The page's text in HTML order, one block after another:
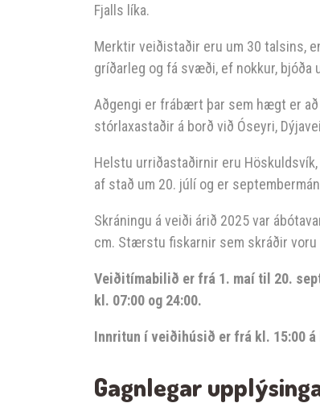
Fjalls líka.
Merktir veiðistaðir eru um 30 talsins,
gríðarleg og fá svæði, ef nokkur,
Aðgengi er frábært þar sem hægt er
stórlaxastaðir á borð við Óseyri,
Helstu urriðastaðirnir eru
af stað um 20. júlí og er
Skráningu á veiði árið 2025 var
cm. Stærstu fiskarnir sem skráðir
Veiðitímabilið er frá 1. maí til 20.
kl. 07:00 og 24:00.
Innritun í veiðihúsið er frá kl. 15:00
Gagnlegar